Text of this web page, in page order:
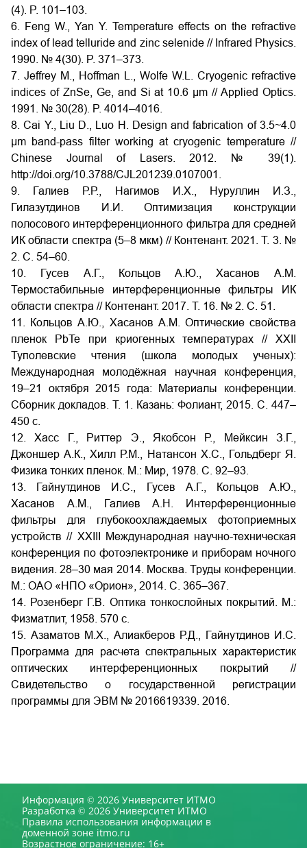
(4). P. 101–103.
6. Feng W., Yan Y. Temperature effects on the refractive
index of lead telluride and zinc selenide // Infrared Physics.
1990. № 4(30). P. 371–373.
7. Jeffrey M., Hoffman L., Wolfe W.L. Cryogenic refractive
indices of ZnSe, Ge, and Si at 10.6 μm // Applied Optics.
1991. № 30(28). P. 4014–4016.
8. Cai Y., Liu D., Luo H. Design and fabrication of 3.5~4.0
μm band-pass filter working at cryogenic temperature //
Chinese Journal of Lasers. 2012. № 39(1).
http://doi.org/10.3788/CJL201239.0107001.
9. Галиев Р.Р., Нагимов И.Х., Нуруллин И.З.,
Гилазутдинов И.И. Оптимизация конструкции
полосового интерференционного фильтра для средней
ИК области спектра (5–8 мкм) // Контенант. 2021. Т. 3. №
2. С. 54–60.
10. Гусев А.Г., Кольцов А.Ю., Хасанов А.М.
Термостабильные интерференционные фильтры ИК
области спектра // Контенант. 2017. Т. 16. № 2. С. 51.
11. Кольцов А.Ю., Хасанов А.М. Оптические свойства
пленок PbTe при криогенных температурах // XXII
Туполевские чтения (школа молодых ученых):
Международная молодёжная научная конференция,
19–21 октября 2015 года: Материалы конференции.
Сборник докладов. Т. 1. Казань: Фолиант, 2015. С. 447–
450 с.
12. Хасс Г., Риттер Э., Якобсон Р., Мейксин З.Г.,
Джоншер А.К., Хилл Р.М., Натансон Х.С., Гольдберг Я.
Физика тонких пленок. М.: Мир, 1978. С. 92–93.
13. Гайнутдинов И.С., Гусев А.Г., Кольцов А.Ю.,
Хасанов А.М., Галиев А.Н. Интерференционные
фильтры для глубокоохлаждаемых фотоприемных
устройств // XXIII Международная научно-техническая
конференция по фотоэлектронике и приборам ночного
видения. 28–30 мая 2014. Москва. Труды конференции.
М.: ОАО «НПО «Орион», 2014. С. 365–367.
14. Розенберг Г.В. Оптика тонкослойных покрытий. М.:
Физматлит, 1958. 570 с.
15. Азаматов М.Х., Алиакберов Р.Д., Гайнутдинов И.С.
Программа для расчета спектральных характеристик
оптических интерференционных покрытий //
Свидетельство о государственной регистрации
программы для ЭВМ № 2016619339. 2016.
Информация © 2026 Университет ИТМО
Разработка © 2026 Университет ИТМО
Правила использования информации в
доменной зоне itmo.ru
Возрастное ограничение: 16+